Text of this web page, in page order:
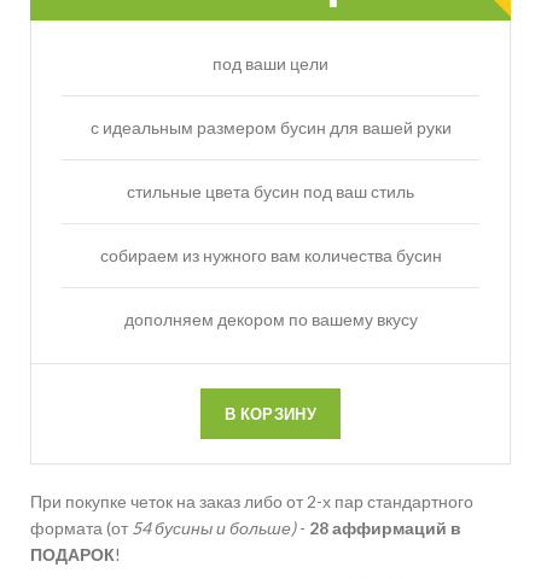
под ваши цели
с идеальным размером бусин для вашей руки
стильные цвета бусин под ваш стиль
собираем из нужного вам количества бусин
дополняем декором по вашему вкусу
В КОРЗИНУ
При покупке четок на заказ либо от 2-х пар стандартного
формата (от 54 бусины и больше)- 28 аффирмаций в
ПОДАРОК!